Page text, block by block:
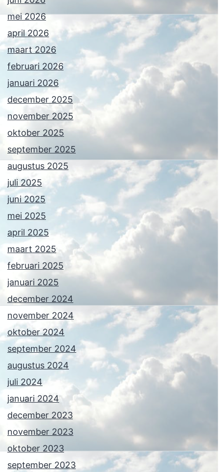
mei 2026
april 2026
maart 2026
februari 2026
januari 2026
december 2025
november 2025
oktober 2025
september 2025
augustus 2025
juli 2025
juni 2025
mei 2025
april 2025
maart 2025
februari 2025
januari 2025
december 2024
november 2024
oktober 2024
september 2024
augustus 2024
juli 2024
januari 2024
december 2023
november 2023
oktober 2023
september 2023